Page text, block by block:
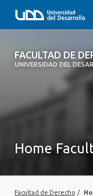
FACULTAD DE
UNIVERSIDAD DEL
FACULTAD DE
SOBRE LA FACULTAD
Home
Facultad de Derecho /